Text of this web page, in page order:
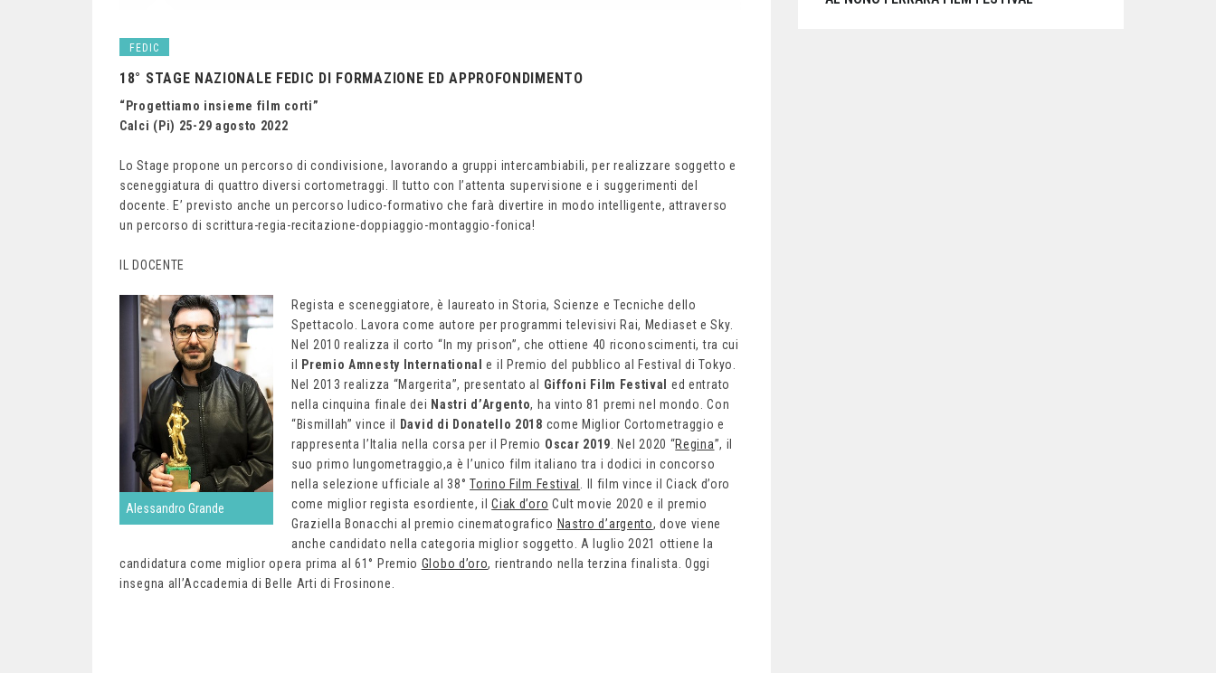
FEDIC
18° STAGE NAZIONALE FEDIC DI FORMAZIONE ED APPROFONDIMENTO
“Progettiamo insieme film corti”
Calci (Pi) 25-29 agosto 2022
Lo Stage propone un percorso di condivisione, lavorando a gruppi intercambiabili, per realizzare soggetto e
sceneggiatura di quattro diversi cortometraggi. Il tutto con l’attenta supervisione e i suggerimenti del
docente. E’ previsto anche un percorso ludico-formativo che farà divertire in modo intelligente, attraverso
un percorso di scrittura-regia-recitazione-doppiaggio-montaggio-fonica!
IL DOCENTE
Alessandro Grande
Regista e sceneggiatore, è laureato in Storia, Scienze e Tecniche dello
Spettacolo. Lavora come autore per programmi televisivi Rai, Mediaset e Sky.
Nel 2010 realizza il corto “In my prison”, che ottiene 40 riconoscimenti, tra cui
il
Premio Amnesty International
e il Premio del pubblico al Festival di Tokyo.
Nel 2013 realizza “Margerita”, presentato al Giffoni Film Festival
ed entrato
nella cinquina finale dei Nastri d’Argento, ha vinto 81 premi nel mondo. Con
“Bismillah” vince il
David di Donatello 2018 come Miglior Cortometraggio e
rappresenta l’Italia nella corsa per il Premio Oscar 2019 . Nel 2020 “Regina”, il
suo primo lungometraggio,a è l’unico film italiano tra i dodici in concorso
nella selezione ufficiale al 38°Torino Film Festival
. Il film vince il Ciack d’oro
come miglior regista esordiente, ilCiak d’oro Cult movie 2020 e il premio
Graziella Bonacchi al premio cinematografico Nastro d’argento, dove viene
anche candidato nella categoria miglior soggetto. A luglio 2021 ottiene la
candidatura come miglior opera prima al 61° Premio Globo d’oro, rientrando nella terzina finalista. Oggi
insegna all’Accademia di Belle Arti di Frosinone.